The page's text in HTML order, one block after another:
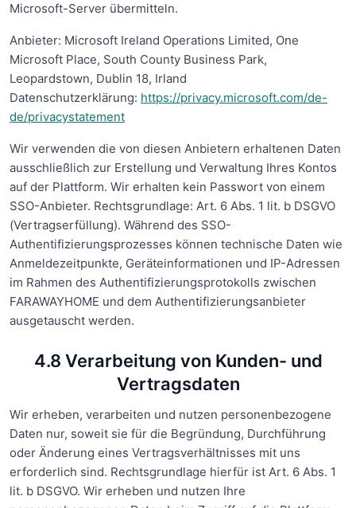
Microsoft-Server übermitteln.
Anbieter: Microsoft Ireland Operations Limited, One
Microsoft Place, South County Business Park,
Leopardstown, Dublin 18, Irland
Datenschutzerklärung: https://privacy.microsoft.com/de-
de/privacystatement
Wir verwenden die von diesen Anbietern erhaltenen Daten
ausschließlich zur Erstellung und Verwaltung Ihres Kontos
auf der Plattform. Wir erhalten kein Passwort von einem
SSO-Anbieter. Rechtsgrundlage: Art. 6 Abs. 1 lit. b DSGVO
(Vertragserfüllung). Während des SSO-
Authentifizierungsprozesses können technische Daten wie
Anmeldezeitpunkte, Geräteinformationen und IP-Adressen
im Rahmen des Authentifizierungsprotokolls zwischen
FARAWAYHOME und dem Authentifizierungsanbieter
ausgetauscht werden.
4.8 Verarbeitung von Kunden- und
Vertragsdaten
Wir erheben, verarbeiten und nutzen personenbezogene
Daten nur, soweit sie für die Begründung, Durchführung
oder Änderung eines Vertragsverhältnisses mit uns
erforderlich sind. Rechtsgrundlage hierfür ist Art. 6 Abs. 1
lit. b DSGVO. Wir erheben und nutzen Ihre